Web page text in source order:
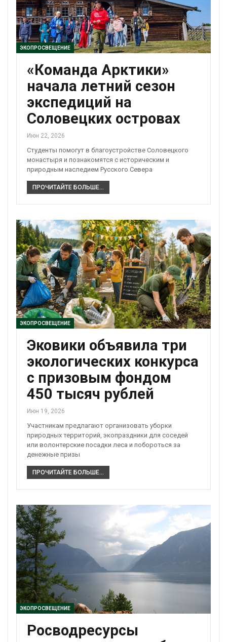
ЭКОПРОСВЕЩЕНИЕ
«Команда Арктики»
начала летний сезон
экспедиций на
Соловецких островах
Июн 22, 2026
Студенты помогут в благоустройстве Соловецкого
монастыря и познакомятся с историческим и
природным наследием Русского Севера
ПРОЧИТАЙТЕ БОЛЬШЕ...
ЭКОПРОСВЕЩЕНИЕ
Эковики объявила три
экологических конкурса
с призовым фондом
450 тысяч рублей
Июн 19, 2026
Участникам предлагают организовать уборки
природных территорий, экопраздники для соседей
или волонтерские посадки леса и побороться за
денежные призы
ПРОЧИТАЙТЕ БОЛЬШЕ...
ЭКОПРОСВЕЩЕНИЕ
Росводресурсы